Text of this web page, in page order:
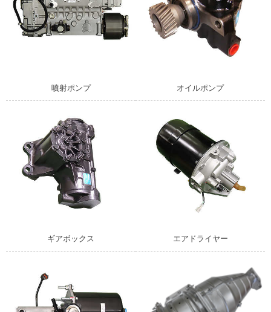
噴射ポンプ オイルポンプ
ギアボックス エアドライヤー